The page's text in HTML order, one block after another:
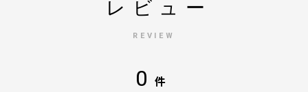
レビュー
REVIEW
0 件